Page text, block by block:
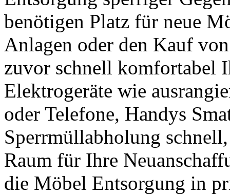
benötigen Platz für neue
Anlagen oder den Kauf
zuvor schnell komfortabel
Elektrogeräte wie
oder Telefone, Handys
Sperrmüllabholung
Raum für Ihre
die Möbel Entsorgung in